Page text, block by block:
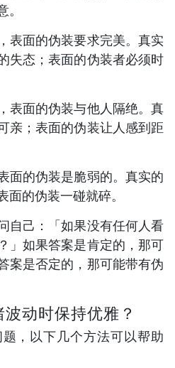
表面的伪装要求完美。真实
失态；表面的伪装者必须时
表面的伪装与他人隔绝。真
亲；表面的伪装让人感到距
面的伪装是脆弱的。真实的
的伪装一碰就碎。
自己：「如果没有任何人看
」如果答案是肯定的，那可
案是否定的，那可能带有伪
动时保持优雅？
，以下几个方法可以帮助